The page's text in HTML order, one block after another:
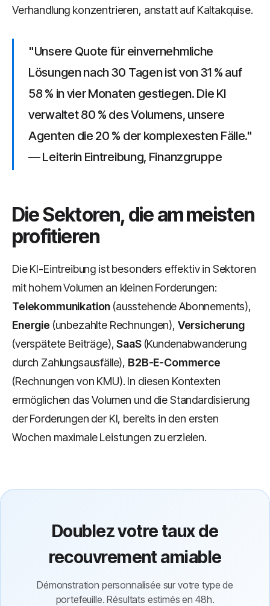
Verhandlung konzentrieren, anstatt auf Kaltakquise.
"Unsere Quote für einvernehmliche
Lösungen nach 30 Tagen ist von 31 % auf
58 % in vier Monaten gestiegen. Die KI
verwaltet 80 % des Volumens, unsere
Agenten die 20 % der komplexesten Fälle."
— Leiterin Eintreibung, Finanzgruppe
Die Sektoren, die am meisten
profitieren
Die KI-Eintreibung ist besonders effektiv in Sektoren
mit hohem Volumen an kleinen Forderungen:
Telekommunikation (ausstehende Abonnements),
Energie (unbezahlte Rechnungen), Versicherung
(verspätete Beiträge),SaaS(Kundenabwanderung
durch Zahlungsausfälle), B2B-E-Commerce
(Rechnungen von KMU). In diesen Kontexten
ermöglichen das Volumen und die Standardisierung
der Forderungen der KI, bereits in den ersten
Wochen maximale Leistungen zu erzielen.
Doublez votre taux de
recouvrement amiable
Démonstration personnalisée sur votre type de
portefeuille. Résultats estimés en 48h.